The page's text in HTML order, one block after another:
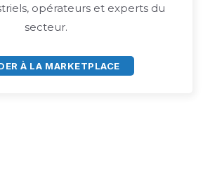
opérateurs et experts du
secteur.
À LA MARKETPLACE